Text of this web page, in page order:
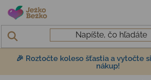
Prejsť na obsah
🎉 Roztočte koleso šťastia a vytočte
nákup!